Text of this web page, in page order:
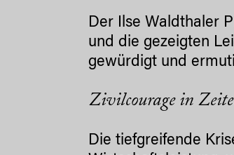
Der Ilse Waldthaler
und die gezeigten
gewürdigt und
Zivilcourage in
Die tiefgreifende